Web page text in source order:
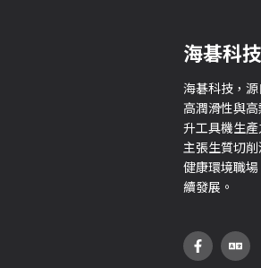
海碁科
海碁科技，
高潤滑性與
升工具機生
主張生質切
健康環境職
續發展。